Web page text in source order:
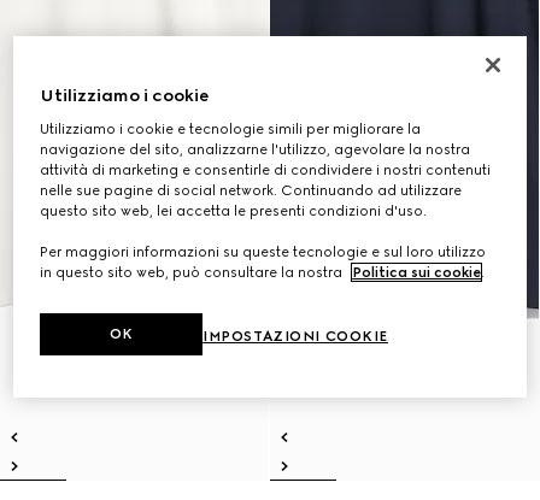
Utilizziamo i cookie
Utilizziamo i cookie e tecnologie simili per migliorare la
navigazione del sito, analizzarne l'utilizzo, agevolare la nostra
attività di marketing e consentirle di condividere i nostri contenuti
nelle sue pagine di social network. Continuando ad utilizzare
questo sito web, lei accetta le presenti condizioni d'uso.
Per maggiori informazioni su queste tecnologie e sul loro utilizzo
in questo sito web, può consultare la nostra
Politica sui cookie.
IMPOSTAZIONI COOKIE
OK